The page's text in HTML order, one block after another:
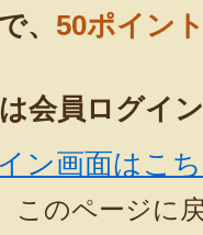
、 50ポイン
会員ログイ
ン画面はこ
このページに